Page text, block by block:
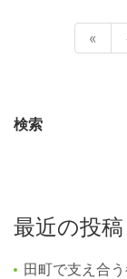
«
検索
最近の投稿
田町で支え合